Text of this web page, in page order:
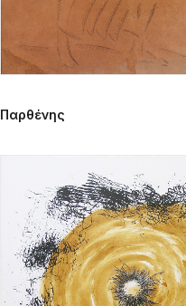
Παρθένης